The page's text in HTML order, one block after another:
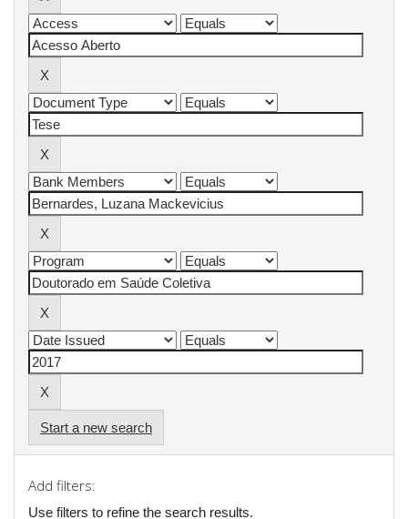
Start a new search
Add filters:
Use filters to refine the search results.